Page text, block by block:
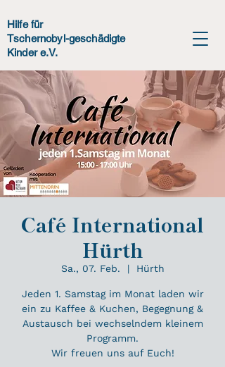
Hilfe für
Tschernobyl-geschädigte
Kinder e.V.
Café International
Hürth
Sa., 07. Feb.
  |
Hürth
Jeden 1. Samstag im Monat laden wir
ein zu Kaffee & Kuchen, Begegnung &
Austausch bei wechselndem kleinem
Programm.
Wir freuen uns auf Euch!